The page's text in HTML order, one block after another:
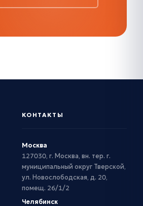
КОНТАКТЫ
Москва
127030, г. Москва, вн. тер. г.
муниципальный округ Тверской,
ул. Новослободская, д. 20,
помещ. 26/1/2
Челябинск